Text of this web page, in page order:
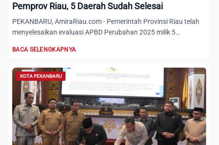
Pemprov Riau, 5 Daerah Sudah Selesai
PEKANBARU, AmiraRiau.com - Pemerintah Provinsi Riau telah
menyelesaikan evaluasi APBD Perubahan 2025 milik 5
BACA SELENGKAPNYA
KOTA PEKANBARU